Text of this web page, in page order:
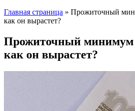
Главная страница » Прожиточный
как он вырастет?
Прожиточный минимум
как он вырастет?